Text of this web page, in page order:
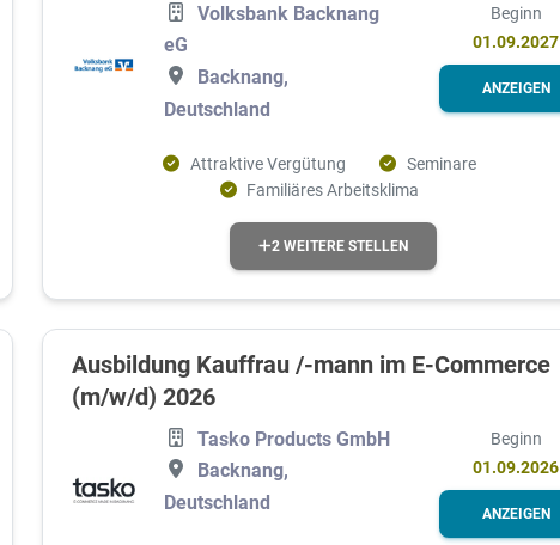
Volksbank Backnang
eG
Backnang,
Deutschland
Beginn
01.09.2027
ANZEIGEN
Attraktive Vergütung
Seminare
Familiäres Arbeitsklima
2 WEITERE STELLEN
Ausbildung Kauffrau /-mann im E-Commerce
(m/w/d) 2026
Tasko Products GmbH
Backnang,
Deutschland
Beginn
01.09.2026
ANZEIGEN